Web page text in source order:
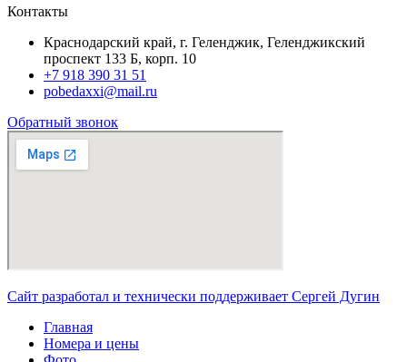
Контакты
Краснодарский край, г. Геленджик, Геленджикский
проспект 133 Б, корп. 10
+7 918 390 31 51
pobedaxxi@mail.ru
Обратный звонок
Сайт разработал и технически поддерживает Сергей Дугин
Главная
Номера и цены